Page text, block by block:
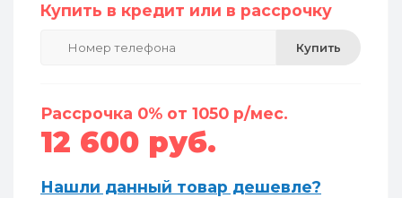
Купить в кредит или в рассрочку
Купить
Рассрочка 0% от 1050 р/мес.
12 600 руб.
Нашли данный товар дешевле?